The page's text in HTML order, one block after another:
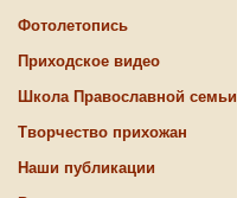
Фотолетопись
Приходское видео
Школа Православной семьи
Творчество прихожан
Наши публикации